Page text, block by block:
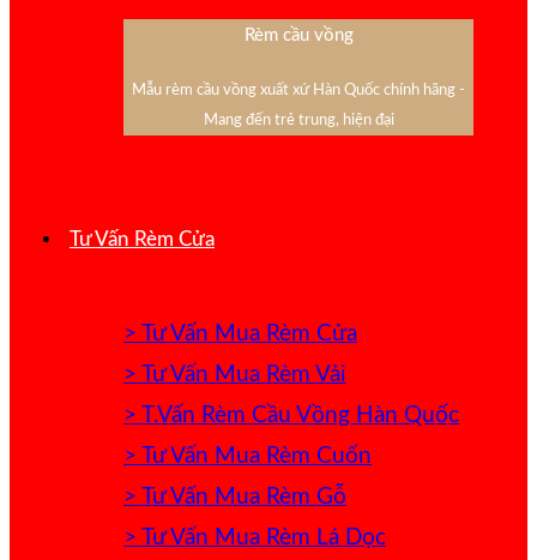
Rèm cầu vồng
Mẫu rèm cầu vồng xuất xứ Hàn Quốc chính hãng -
Mang đến trẻ trung, hiện đại
Tư Vấn Rèm Cửa
> Tư Vấn Mua Rèm Cửa
> Tư Vấn Mua Rèm Vải
> T.Vấn Rèm Cầu Vồng Hàn Quốc
> Tư Vấn Mua Rèm Cuốn
> Tư Vấn Mua Rèm Gỗ
> Tư Vấn Mua Rèm Lá Dọc